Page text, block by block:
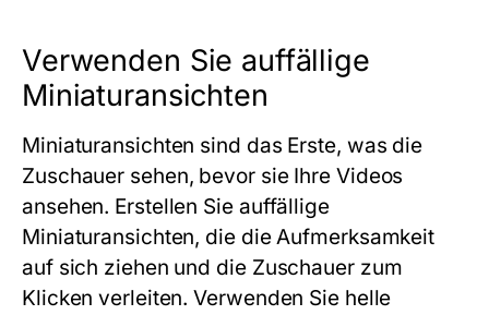
Verwenden Sie auffällige
Miniaturansichten
Miniaturansichten sind das Erste, was die
Zuschauer sehen, bevor sie Ihre Videos
ansehen. Erstellen Sie auffällige
Miniaturansichten, die die Aufmerksamkeit
auf sich ziehen und die Zuschauer zum
Klicken verleiten. Verwenden Sie helle